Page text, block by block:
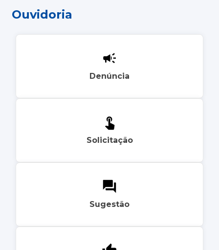
Ouvidoria
Denúncia
Solicitação
Sugestão